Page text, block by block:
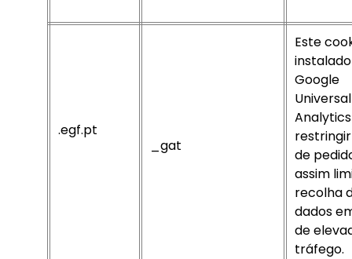
.egf.pt
_gat
Este
Google
Universal
de
assim
recolha
dados
de
tráfego.